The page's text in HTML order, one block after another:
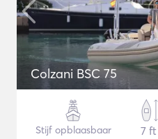
Colzani BSC 75
Stijf opblaasbaar
7 ft